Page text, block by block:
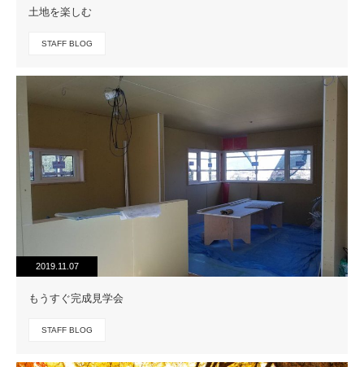
土地を楽しむ
STAFF BLOG
2019.11.07
もうすぐ完成見学会
STAFF BLOG